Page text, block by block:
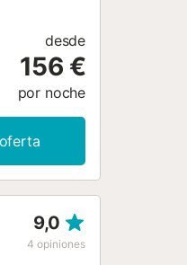
desde
156 €
por noche
9,0
4 opiniones